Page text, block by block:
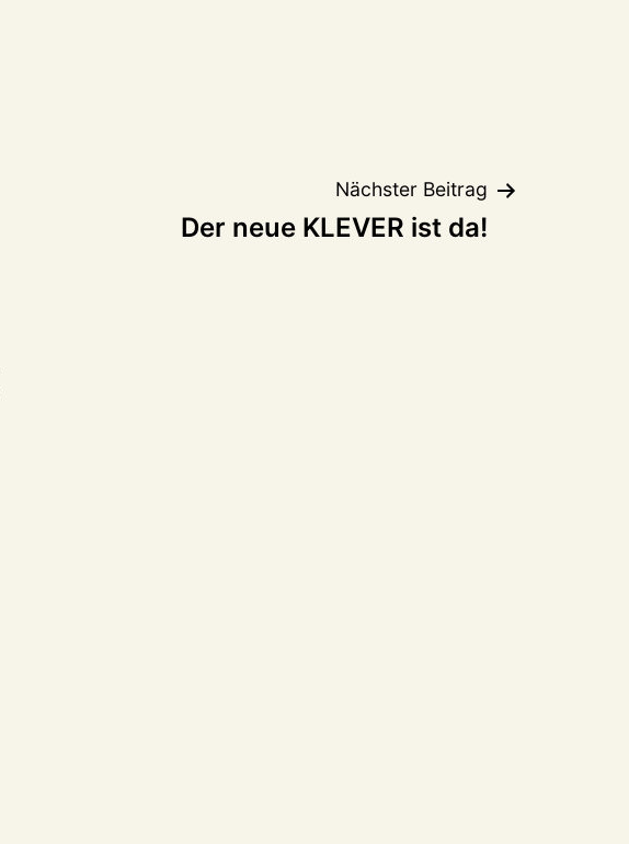
Nächster Beitrag
Der neue KLEVER ist da!